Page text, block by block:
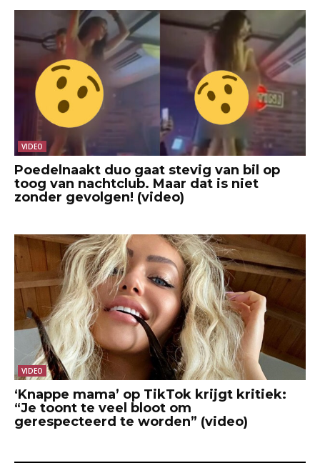
VIDEO
Poedelnaakt duo gaat stevig van bil op
toog van nachtclub. Maar dat is niet
zonder gevolgen! (video)
VIDEO
‘Knappe mama’ op TikTok krijgt kritiek:
“Je toont te veel bloot om
gerespecteerd te worden” (video)